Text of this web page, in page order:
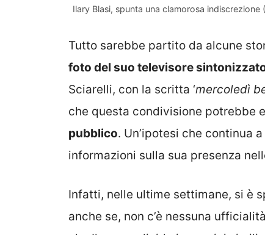
Ilary Blasi, spunta una clamorosa
Tutto sarebbe partito da alcune
foto del suo televisore sintonizzato
Sciarelli, con la scritta ‘mercoledì
che questa condivisione potrebbe
pubblico. Un’ipotesi che continua
informazioni sulla sua presenza
Infatti, nelle ultime settimane, si è
anche se, non c’è nessuna